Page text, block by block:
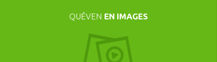
QUÉVEN EN IMAGES